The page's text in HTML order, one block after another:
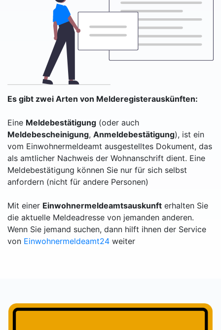
Es gibt zwei Arten von Melderegisterauskünften:
Eine Meldebestätigung (oder auch
Meldebescheinigung, Anmeldebestätigung), ist ein
vom Einwohnermeldeamt ausgestelltes Dokument, das
als amtlicher Nachweis der Wohnanschrift dient. Eine
Meldebestätigung können Sie nur für sich selbst
anfordern (nicht für andere Personen)
Mit einer Einwohnermeldeamtsauskunft erhalten Sie
die aktuelle Meldeadresse von jemanden anderen.
Wenn Sie jemand suchen, dann hilft ihnen der Service
von Einwohnermeldeamt24 weiter